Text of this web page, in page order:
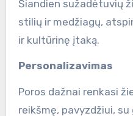
Šiandien sužadėtuvių
stilių ir medžiagų,
ir kultūrinę įtaką.
Personalizavimas
Poros dažnai renkasi
reikšmę, pavyzdžiui,